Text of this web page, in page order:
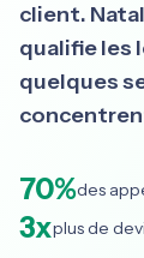
client.
qualifie les
quelques
70%des
3xplus de